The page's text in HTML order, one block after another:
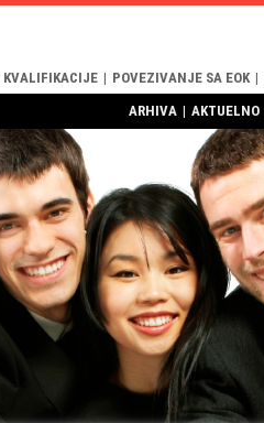
KVALIFIKACIJE | POVEZIVANJE SA EOK |
ARHIVA | AKTUELNO